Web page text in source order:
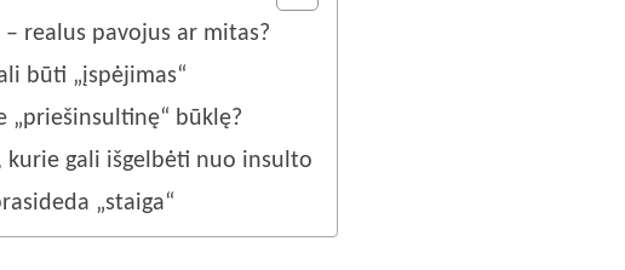
realus pavojus ar mitas?
būti „įspėjimas“
„priešinsultinę“ būklę?
kurie gali išgelbėti nuo insulto
„staiga“